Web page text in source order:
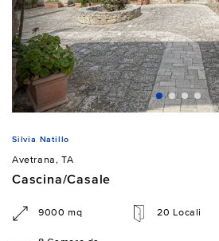
Silvia Natillo
Avetrana, TA
Cascina/Casale
9000 mq 20 Locali